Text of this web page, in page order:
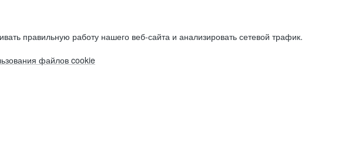
правильную работу нашего веб-сайта и анализировать сетевой трафик.
файлов cookie